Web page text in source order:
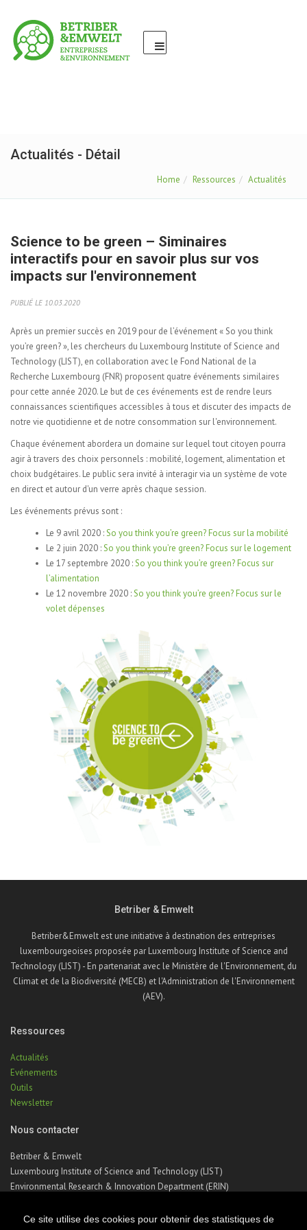
Ce site utilise des cookies pour obtenir des statistiques de
Actualités - Détail
Home Ressources Actualités
Science to be green – Siminaires
interactifs pour en savoir plus sur vos
impacts sur l'environnement
PUBLIÉ LE 10.03.2020
Après un premier succès en 2019 pour de l’événement « So you think
you’re green? », les chercheurs du Luxembourg Institute of Science and
Technology (LIST), en collaboration avec le Fond National de la
Recherche Luxembourg (FNR) proposent quatre événements similaires
pour cette année 2020. Le but de ces événements est de rendre leurs
connaissances scientifiques accessibles à tous et discuter des impacts de
notre vie quotidienne et de notre consommation sur l'environnement.
Chaque événement abordera un domaine sur lequel tout citoyen pourra
agir à travers des choix personnels : mobilité, logement, alimentation et
choix budgétaires. Le public sera invité à interagir via un système de vote
en direct et autour d'un verre après chaque session.
Les événements prévus sont :
Le 9 avril 2020 :So you think you’re green? Focus sur la mobilité
Le 2 juin 2020 :So you think you’re green? Focus sur le logement
Le 17 septembre 2020 :So you think you’re green? Focus sur
l’alimentation
Le 12 novembre 2020 :So you think you’re green? Focus sur le
volet dépenses
Betriber & Emwelt
Betriber&Emwelt est une initiative à destination des entreprises
luxembourgeoises proposée par Luxembourg Institute of Science and
Technology (LIST) - En partenariat avec le Ministère de l'Environnement, du
Climat et de la Biodiversité (MECB) et l'Administration de l'Environnement
(AEV).
Ressources
Actualités
Evénements
Outils
Newsletter
Nous contacter
Betriber & Emwelt
Luxembourg Institute of Science and Technology (LIST)
Environmental Research & Innovation Department (ERIN)
Téléphone : +352 275 888 – 1